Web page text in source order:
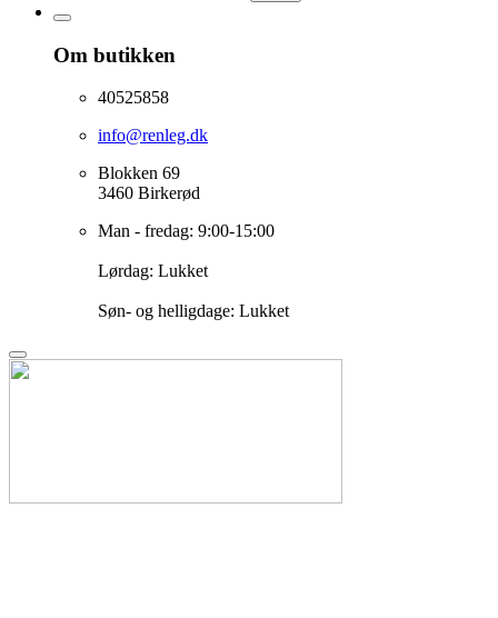
Om butikken
40525858
info@renleg.dk
Blokken 69
3460 Birkerød
Man - fredag: 9:00-15:00
Lørdag: Lukket
Søn- og helligdage: Lukket